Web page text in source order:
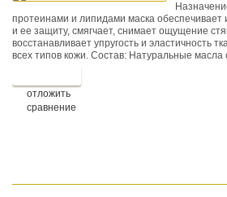
протеинами и липидами маска обеспечивает
и ее защиту, смягчает, снимает ощущение
восстанавливает упругость и эластичность
всех типов кожи. Состав: Натуральные масла
отложить
сравнение